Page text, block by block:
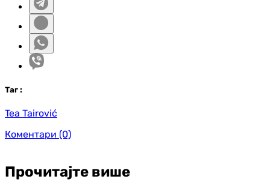
Таг :
Tea Tairović
Коментари (0)
Прочитајте више